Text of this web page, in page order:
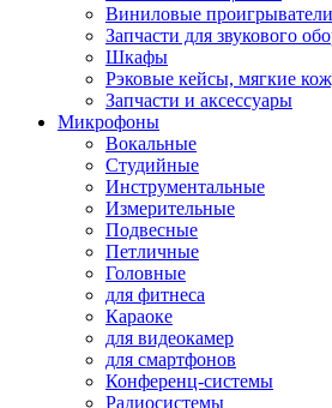
Виниловые проигрыватели
Запчасти для звукового
Шкафы
Рэковые кейсы, мягкие
Запчасти и аксессуары
Микрофоны
Вокальные
Студийные
Инструментальные
Измерительные
Подвесные
Петличные
Головные
для фитнеса
Караоке
для видеокамер
для смартфонов
Конференц-системы
Радиосистемы